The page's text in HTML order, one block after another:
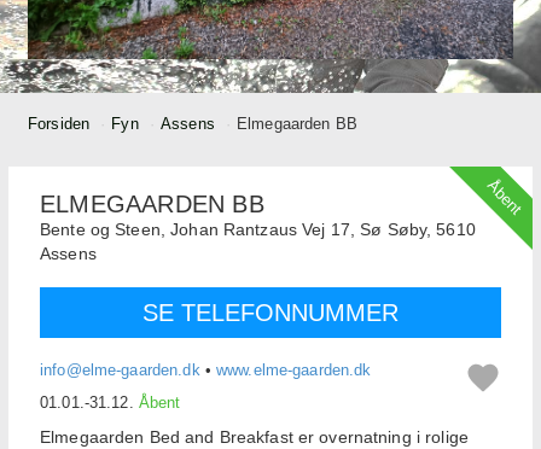
Forsiden Fyn Assens Elmegaarden BB
Åbent
ELMEGAARDEN BB
Bente og Steen,Johan Rantzaus Vej 17, Sø Søby, 5610
Assens
SE TELEFONNUMMER
info@elme-gaarden.dk•www.elme-gaarden.dk
01.01.-31.12. Åbent
Elmegaarden Bed and Breakfast er overnatning i rolige